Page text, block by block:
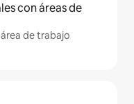
con áreas de
de trabajo